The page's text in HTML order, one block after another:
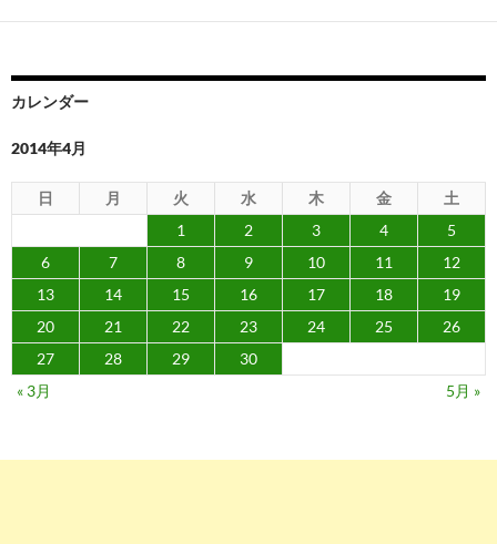
ー
ョ
ン
カレンダー
2014年4月
日 月 火 水 木 金
土
1
2 3 4
5
6
7 8 9 10 11
12
13
14 15 16 17 18
19
20
21 22 23 24 25
26
27
28 29
30
« 3月
5月 »